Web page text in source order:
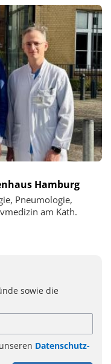
Hamburg
Pneumologie,
am Kath.
sowie die
Datenschutz-